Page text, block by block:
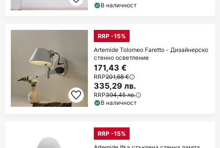
В наличност
RRP -15%
Artemide Tolomeo Faretto - Дизайнерско
стенно осветление
171,43 €
RRP201,68 €
335,29 лв.
RRP394,45 лв.
В наличност
RRP -15%